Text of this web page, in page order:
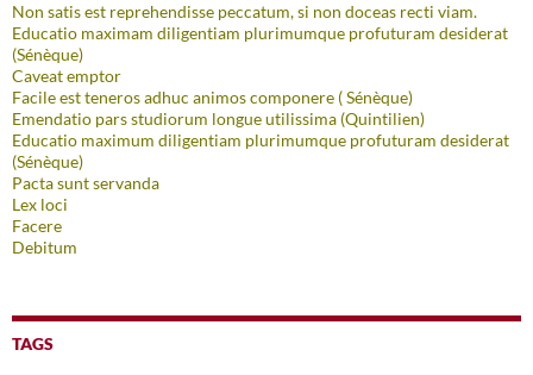
Non satis est reprehendisse peccatum, si non doceas recti viam.
Educatio maximam diligentiam plurimumque profuturam desiderat
(Sénèque)
Caveat emptor
Facile est teneros adhuc animos componere ( Sénèque)
Emendatio pars studiorum longue utilissima (Quintilien)
Educatio maximum diligentiam plurimumque profuturam desiderat
(Sénèque)
Pacta sunt servanda
Lex loci
Facere
Debitum
TAGS